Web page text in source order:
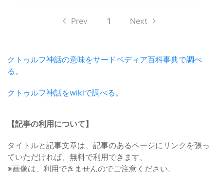
Prev 1 Next
クトゥルフ神話の意味をサードペディア百科事典で調べ
る。
クトゥルフ神話をwikiで調べる。
【記事の利用について】
タイトルと記事文章は、記事のあるページにリンクを張っ
ていただければ、無料で利用できます。
※画像は、利用できませんのでご注意ください。